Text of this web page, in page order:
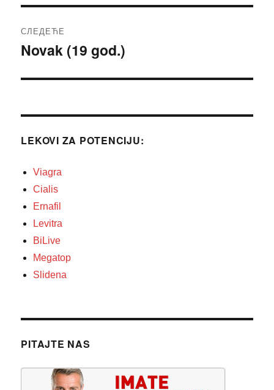
СЛЕДЕЋЕ
Следећи
Novak (19 god.)
LEKOVI ZA POTENCIJU:
Viagra
Cialis
Ernafil
Levitra
BiLive
Megatop
Slidena
PITAJTE NAS